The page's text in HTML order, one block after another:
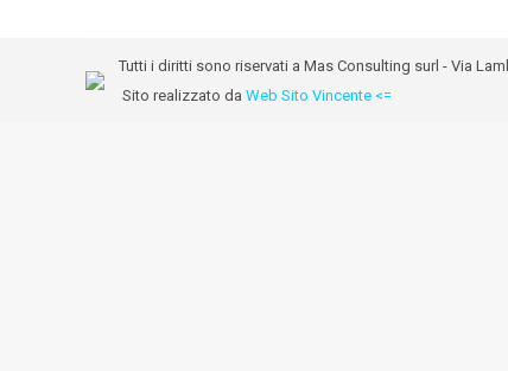
Tutti i diritti sono riservati a Mas Consulting surl - Via
Sito realizzato da Web Sito Vincente <=